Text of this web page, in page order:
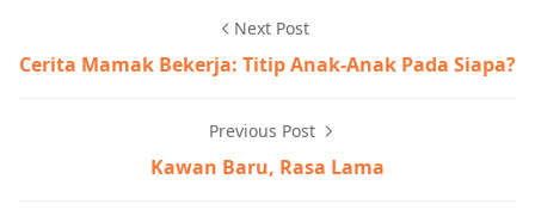
Next Post
Cerita Mamak Bekerja: Titip Anak-Anak Pada Siapa?
Previous Post
Kawan Baru, Rasa Lama